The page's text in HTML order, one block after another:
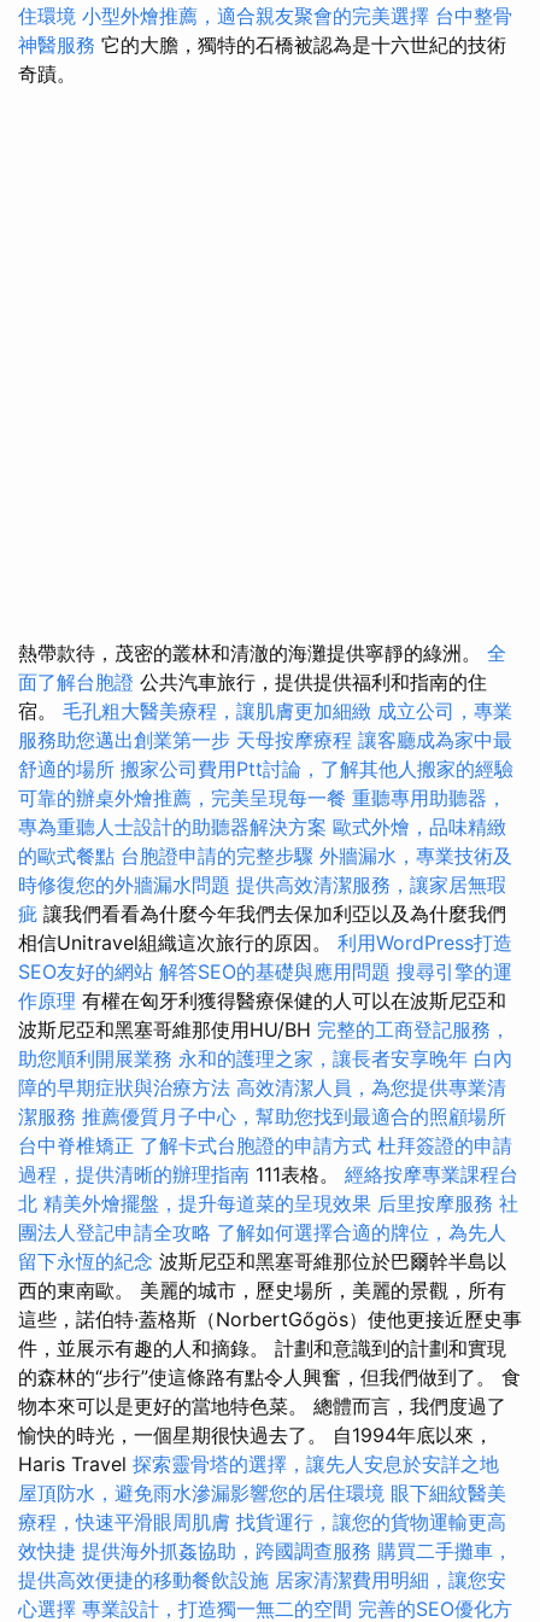
住環境 小型外燴推薦，適合親友聚會的完美選擇 台中整骨
神醫服務 它的大膽，獨特的石橋被認為是十六世紀的技術
奇蹟。
熱帶款待，茂密的叢林和清澈的海灘提供寧靜的綠洲。 全
面了解台胞證 公共汽車旅行，提供提供福利和指南的住
宿。 毛孔粗大醫美療程，讓肌膚更加細緻 成立公司，專業
服務助您邁出創業第一步 天母按摩療程 讓客廳成為家中最
舒適的場所 搬家公司費用Ptt討論，了解其他人搬家的經驗
可靠的辦桌外燴推薦，完美呈現每一餐 重聽專用助聽器，
專為重聽人士設計的助聽器解決方案 歐式外燴，品味精緻
的歐式餐點 台胞證申請的完整步驟 外牆漏水，專業技術及
時修復您的外牆漏水問題 提供高效清潔服務，讓家居無瑕
疵 讓我們看看為什麼今年我們去保加利亞以及為什麼我們
相信Unitravel組織這次旅行的原因。 利用WordPress打造
SEO友好的網站 解答SEO的基礎與應用問題 搜尋引擎的運
作原理 有權在匈牙利獲得醫療保健的人可以在波斯尼亞和
波斯尼亞和黑塞哥維那使用HU/BH 完整的工商登記服務，
助您順利開展業務 永和的護理之家，讓長者安享晚年 白內
障的早期症狀與治療方法 高效清潔人員，為您提供專業清
潔服務 推薦優質月子中心，幫助您找到最適合的照顧場所
台中脊椎矯正 了解卡式台胞證的申請方式 杜拜簽證的申請
過程，提供清晰的辦理指南 111表格。 經絡按摩專業課程台
北 精美外燴擺盤，提升每道菜的呈現效果 后里按摩服務 社
團法人登記申請全攻略 了解如何選擇合適的牌位，為先人
留下永恆的紀念 波斯尼亞和黑塞哥維那位於巴爾幹半島以
西的東南歐。 美麗的城市，歷史場所，美麗的景觀，所有
這些，諾伯特·蓋格斯（NorbertGőgös）使他更接近歷史事
件，並展示有趣的人和摘錄。 計劃和意識到的計劃和實現
的森林的“步行”使這條路有點令人興奮，但我們做到了。 食
物本來可以是更好的當地特色菜。 總體而言，我們度過了
愉快的時光，一個星期很快過去了。 自1994年底以來，
Haris Travel 探索靈骨塔的選擇，讓先人安息於安詳之地
屋頂防水，避免雨水滲漏影響您的居住環境 眼下細紋醫美
療程，快速平滑眼周肌膚 找貨運行，讓您的貨物運輸更高
效快捷 提供海外抓姦協助，跨國調查服務 購買二手攤車，
提供高效便捷的移動餐飲設施 居家清潔費用明細，讓您安
心選擇 專業設計，打造獨一無二的空間 完善的SEO優化方